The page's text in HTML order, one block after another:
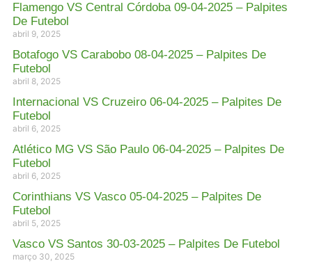
Flamengo VS Central Córdoba 09-04-2025 – Palpites
De Futebol
abril 9, 2025
Botafogo VS Carabobo 08-04-2025 – Palpites De
Futebol
abril 8, 2025
Internacional VS Cruzeiro 06-04-2025 – Palpites De
Futebol
abril 6, 2025
Atlético MG VS São Paulo 06-04-2025 – Palpites De
Futebol
abril 6, 2025
Corinthians VS Vasco 05-04-2025 – Palpites De
Futebol
abril 5, 2025
Vasco VS Santos 30-03-2025 – Palpites De Futebol
março 30, 2025